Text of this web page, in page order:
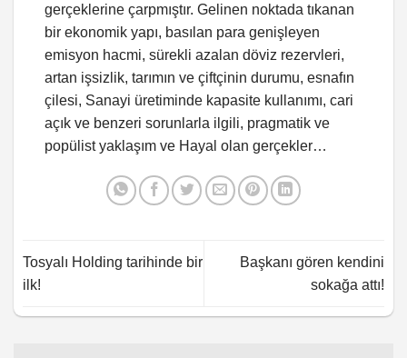
gerçeklerine çarpmıştır. Gelinen noktada tıkanan
bir ekonomik yapı, basılan para genişleyen
emisyon hacmi, sürekli azalan döviz rezervleri,
artan işsizlik, tarımın ve çiftçinin durumu, esnafın
çilesi, Sanayi üretiminde kapasite kullanımı, cari
açık ve benzeri sorunlarla ilgili, pragmatik ve
popülist yaklaşım ve Hayal olan gerçekler…
Tosyalı Holding tarihinde bir
ilk!
Başkanı gören kendini
sokağa attı!